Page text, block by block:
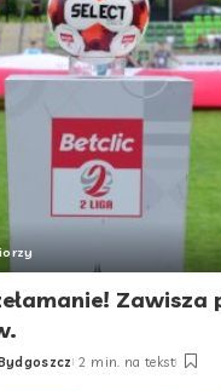
Zawisza
2 min. na tekst